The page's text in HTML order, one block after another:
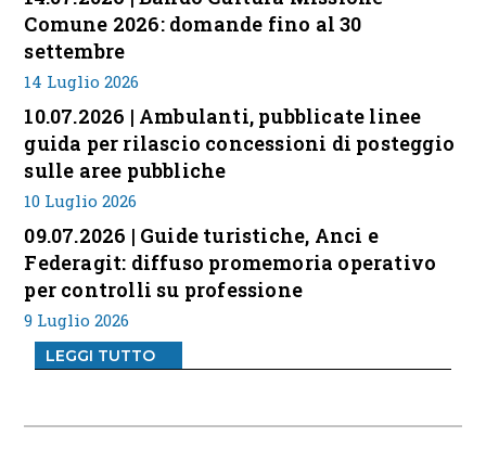
Comune 2026: domande fino al 30
settembre
14 Luglio 2026
10.07.2026 | Ambulanti, pubblicate linee
guida per rilascio concessioni di posteggio
sulle aree pubbliche
10 Luglio 2026
09.07.2026 | Guide turistiche, Anci e
Federagit: diffuso promemoria operativo
per controlli su professione
9 Luglio 2026
LEGGI TUTTO